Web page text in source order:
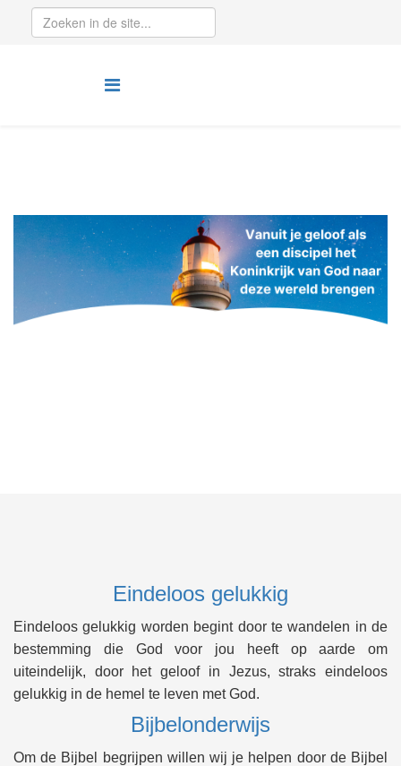
Eindeloos gelukkig
Eindeloos gelukkig worden begint door te wandelen in de
bestemming die God voor jou heeft op aarde om
uiteindelijk, door het geloof in Jezus, straks eindeloos
gelukkig in de hemel te leven met God.
Bijbelonderwijs
Om de Bijbel begrijpen willen wij je helpen door de Bijbel